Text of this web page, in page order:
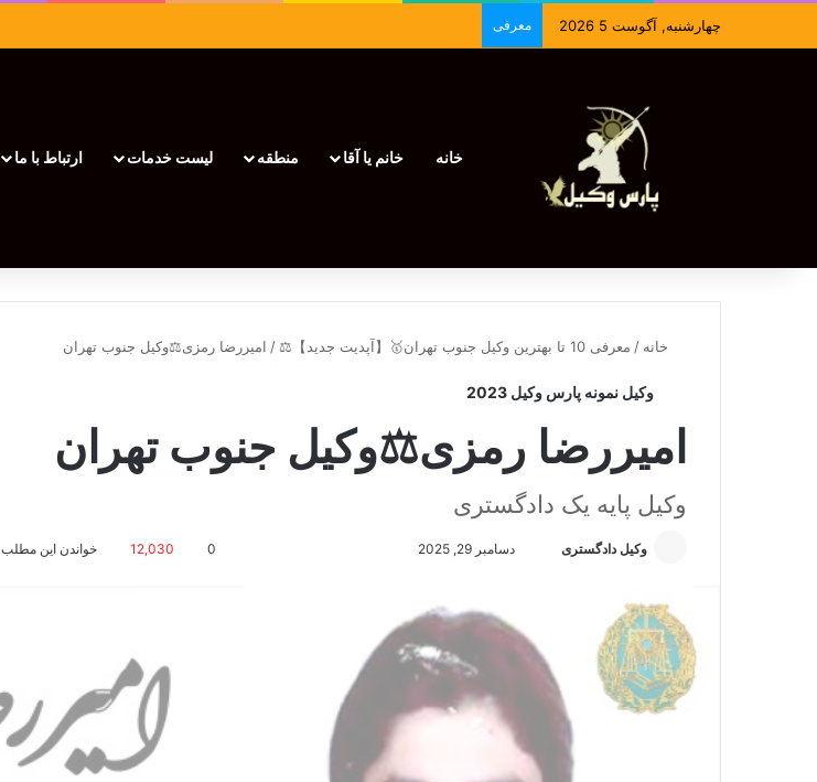
چهارشنبه, آگوست 5 2026 معرفی
خانه خانم یا آقا منطقه لیست خدمات ارتباط با ما
خانه / معرفی 10 تا بهترین وکیل جنوب تهران🥇【آپدیت جدید】⚖️ / امیررضا رمزی⚖️وکیل جنوب تهران
وکیل نمونه پارس وکیل 2023
امیررضا رمزی⚖️وکیل جنوب تهران
وکیل پایه یک دادگستری
وکیل دادگستری
ل
دسامبر 29, 2025 0
12,030 خواندن این مطلب 4 دقیقه زمان میبرد